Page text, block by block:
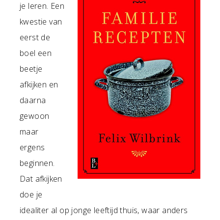
je leren. Een
kwestie van
eerst de
boel een
beetje
afkijken en
daarna
gewoon
maar
ergens
beginnen.
Dat afkijken
doe je
idealiter al op jonge leeftijd thuis, waar anders